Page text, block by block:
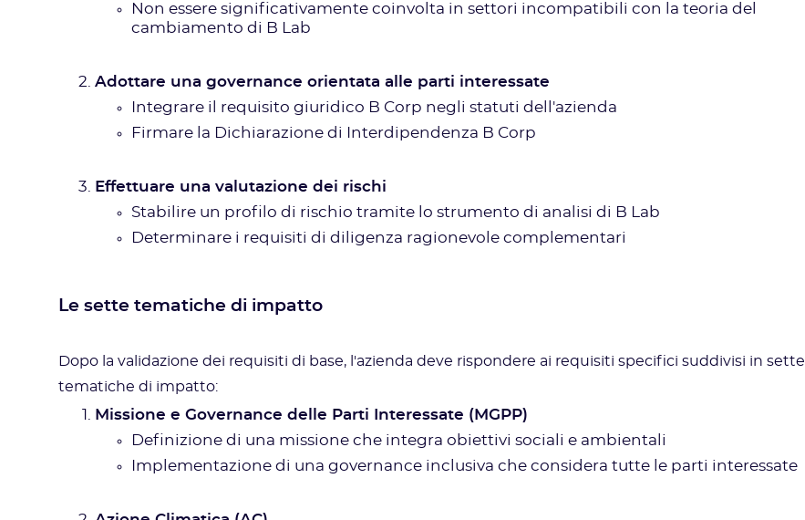
Non essere significativamente coinvolta in settori incompatibili con la teoria del
cambiamento di B Lab
Adottare una governance orientata alle parti interessate
Integrare il requisito giuridico B Corp negli statuti dell'azienda
Firmare la Dichiarazione di Interdipendenza B Corp
Effettuare una valutazione dei rischi
Stabilire un profilo di rischio tramite lo strumento di analisi di B Lab
Determinare i requisiti di diligenza ragionevole complementari
Le sette tematiche di impatto
Dopo la validazione dei requisiti di base, l'azienda deve rispondere ai requisiti specifici suddivisi in sette
tematiche di impatto:
Missione e Governance delle Parti Interessate (MGPP)
Definizione di una missione che integra obiettivi sociali e ambientali
Implementazione di una governance inclusiva che considera tutte le parti interessate